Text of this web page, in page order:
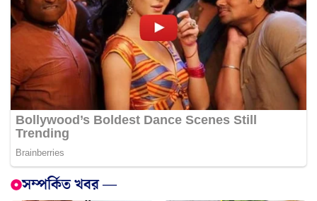
সম্পর্কিত খবর —